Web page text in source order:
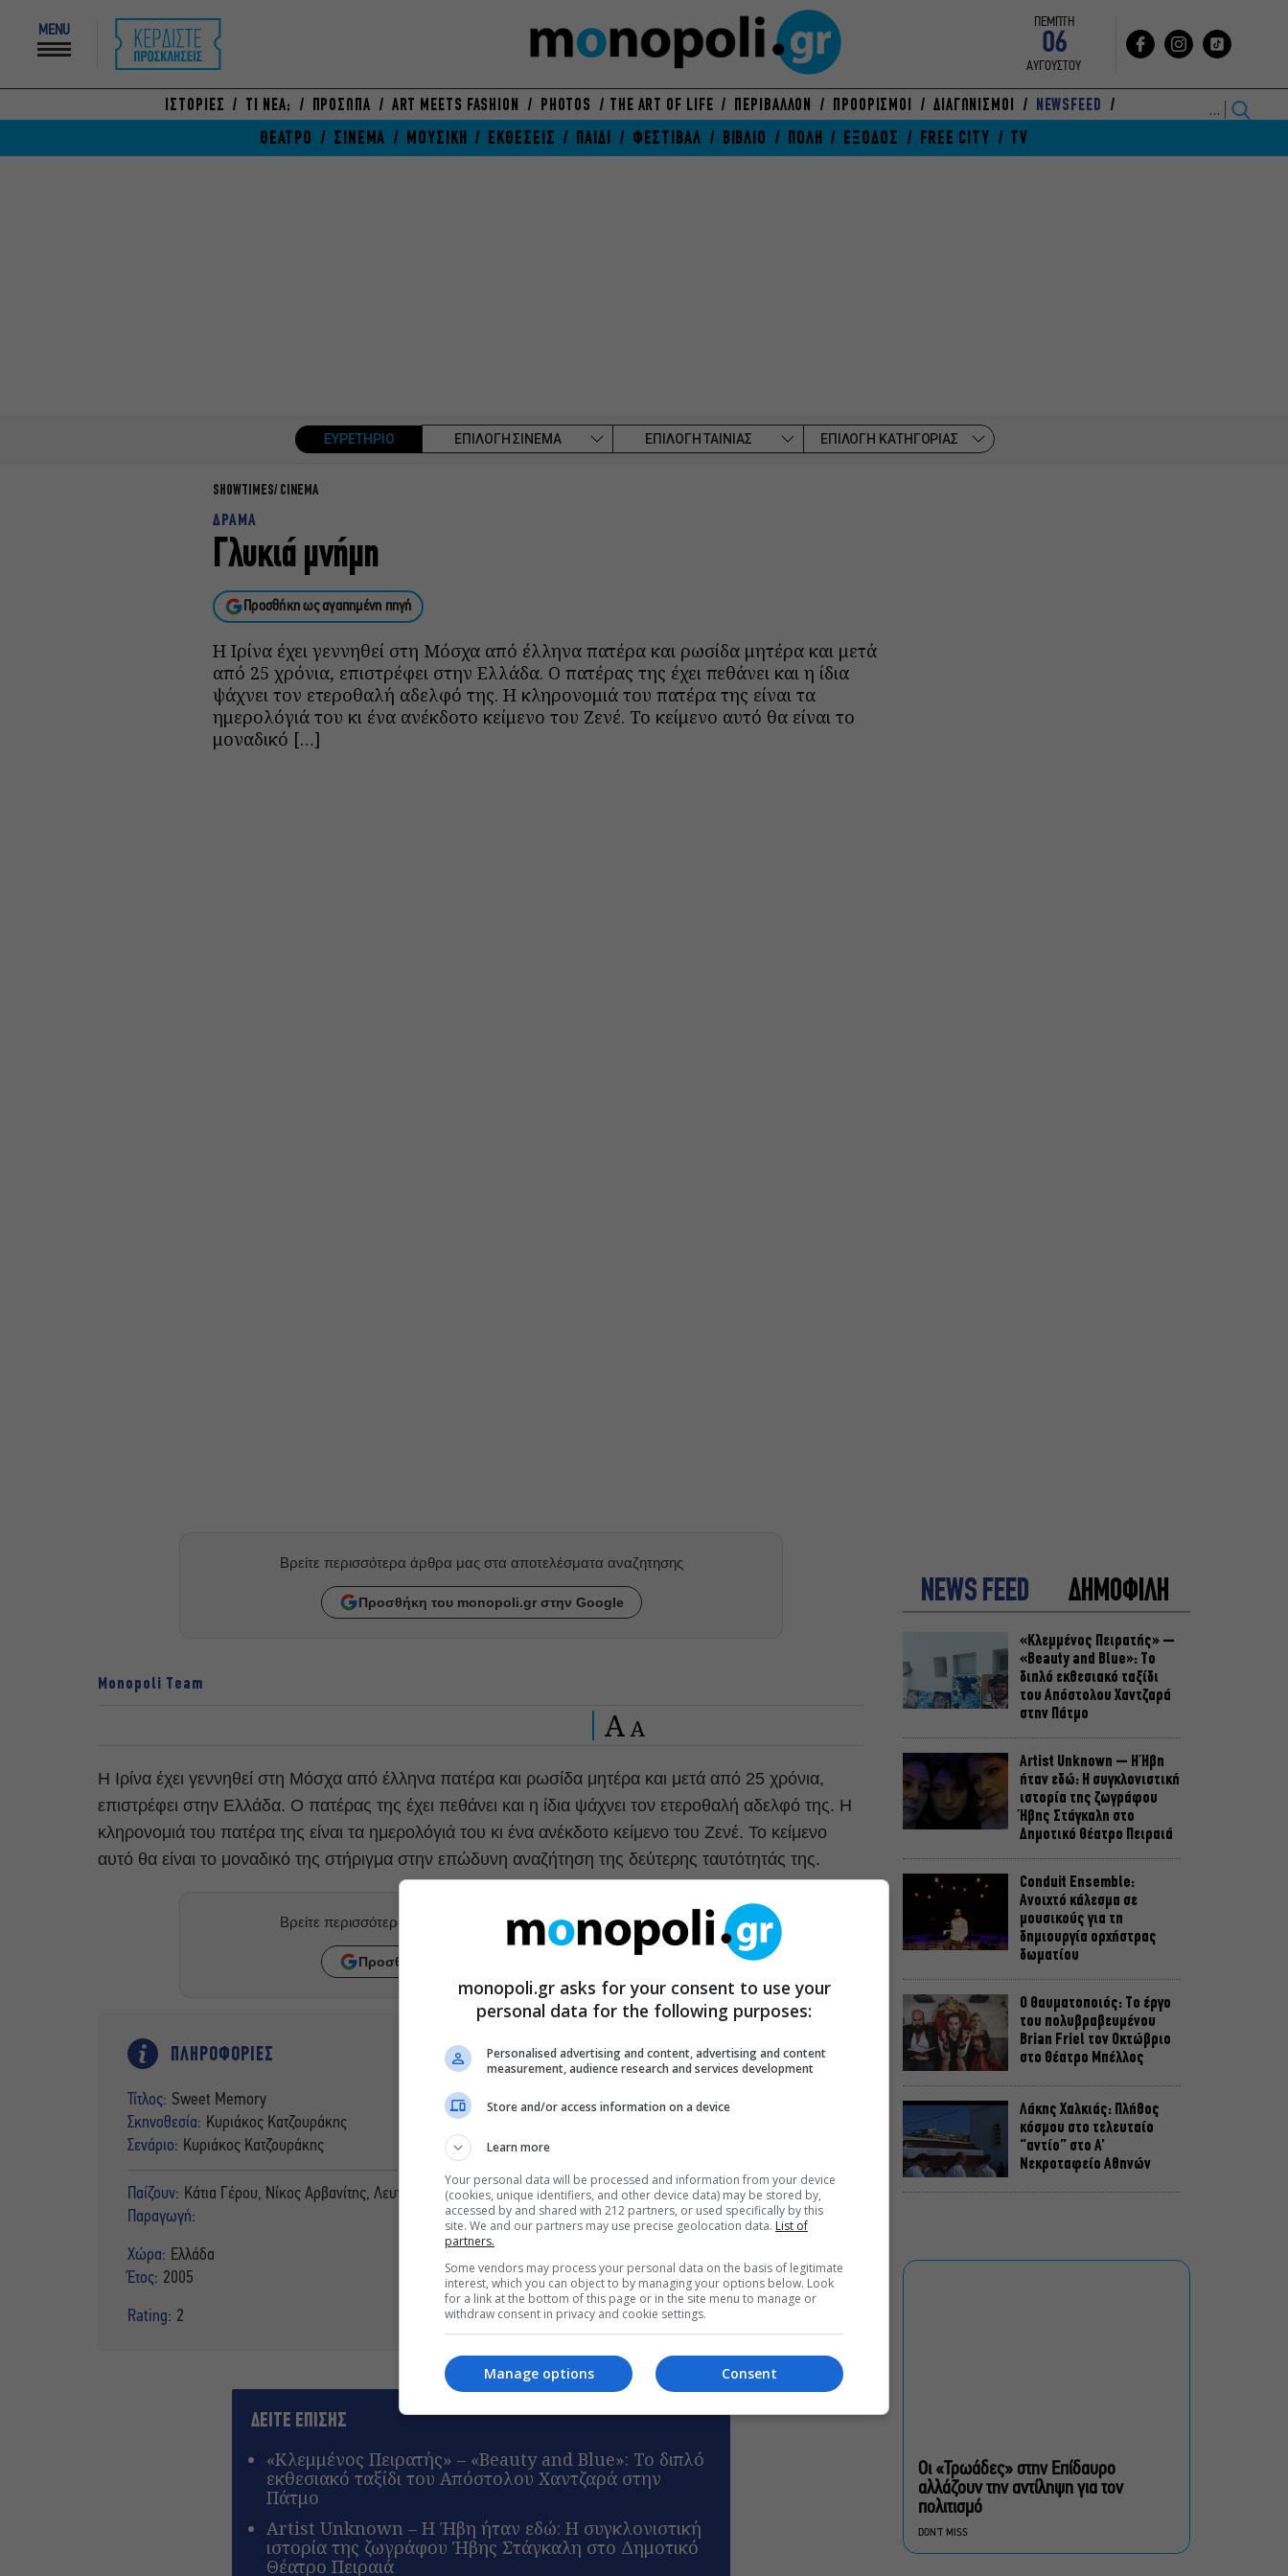
MENU
ΠΕΜΠΤΗ
06
ΑΥΓΟΥΣΤΟΥ
ΙΣΤΟΡΙΕΣ ΤΙ ΝΕΑ; ΠΡΟΣΩΠΑ ART MEETS FASHION PHOTOS THE ART OF LIFE ΠΕΡΙΒΑΛΛΟΝ ΠΡΟΟΡΙΣΜΟΙ ΔΙΑΓΩΝΙΣΜΟΙ NEWSFEED
ΘΕΑΤΡΟ ΣΙΝΕΜΑ ΜΟΥΣΙΚΗ ΕΚΘΕΣΕΙΣ ΠΑΙΔΙ ΦΕΣΤΙΒΑΛ ΒΙΒΛΙΟ ΠΟΛΗ ΕΞΟΔΟΣ FREE CITY TV
ΕΥΡΕΤΗΡΙΟ ΕΠΙΛΟΓΗ ΣΙΝΕΜΑ ΕΠΙΛΟΓΗ ΤΑΙΝΙΑΣ ΕΠΙΛΟΓΗ ΚΑΤΗΓΟΡΙΑΣ
SHOWTIMES CINEMA
ΔΡΑΜΑ
Γλυκιά μνήμη
Προσθήκη ως αγαπημένη πηγή
Η Ιρίνα έχει γεννηθεί στη Μόσχα από έλληνα πατέρα και ρωσίδα μητέρα και μετά
από 25 χρόνια, επιστρέφει στην Ελλάδα. Ο πατέρας της έχει πεθάνει και η ίδια
ψάχνει τον ετεροθαλή αδελφό της. Η κληρονομιά του πατέρα της είναι τα
ημερολόγιά του κι ένα ανέκδοτο κείμενο του Ζενέ. Το κείμενο αυτό θα είναι το
μοναδικό […]
Βρείτε περισσότερα άρθρα μας στα αποτελέσματα αναζητησης
Προσθήκη του monopoli.gr στην Google
Monopoli Team
A A
Η Ιρίνα έχει γεννηθεί στη Μόσχα από έλληνα πατέρα και ρωσίδα μητέρα και μετά από 25 χρόνια,
επιστρέφει στην Ελλάδα. Ο πατέρας της έχει πεθάνει και η ίδια ψάχνει τον ετεροθαλή αδελφό της. Η
κληρονομιά του πατέρα της είναι τα ημερολόγιά του κι ένα ανέκδοτο κείμενο του Ζενέ. Το κείμενο
αυτό θα είναι το μοναδικό της στήριγμα στην επώδυνη αναζήτηση της δεύτερης ταυτότητάς της.
Βρείτε περισσότερα άρθρα μας στα αποτελέσματα αναζητησης
Προσθήκη του monopoli.gr στην Google
ΠΛΗΡΟΦΟΡΙΕΣ
Τίτλος: Sweet Memory
Σκηνοθεσία: Κυριάκος Κατζουράκης
Σενάριο: Κυριάκος Κατζουράκης
Παίζουν: Κάτια Γέρου, Νίκος Αρβανίτης, Λευτέρης Μαρτίδης, Νίκος Καραθάνος, Μαρία Ζορμπά
Παραγωγή:
Χώρα: Ελλάδα
Έτος: 2005
Rating: 2
ΔΕΙΤΕ ΕΠΙΣΗΣ
«Κλεμμένος Πειρατής» – «Beauty and Blue»: Το διπλό
εκθεσιακό ταξίδι του Απόστολου Χαντζαρά στην
Πάτμο
Artist Unknown – Η Ήβη ήταν εδώ: Η συγκλονιστική
ιστορία της ζωγράφου Ήβης Στάγκαλη στο Δημοτικό
Θέατρο Πειραιά
NEWS FEED ΔΗΜΟΦΙΛΗ
«Κλεμμένος Πειρατής» –
«Beauty and Blue»: Το
διπλό εκθεσιακό ταξίδι
του Απόστολου Χαντζαρά
στην Πάτμο
Artist Unknown – Η Ήβη
ήταν εδώ: Η συγκλονιστική
ιστορία της ζωγράφου
Ήβης Στάγκαλη στο
Δημοτικό Θέατρο Πειραιά
Conduit Ensemble:
Ανοιχτό κάλεσμα σε
μουσικούς για τη
δημιουργία ορχήστρας
δωματίου
Ο Θαυματοποιός: Το έργο
του πολυβραβευμένου
Brian Friel τον Οκτώβριο
στο Θέατρο Μπέλλος
Λάκης Χαλκιάς: Πλήθος
κόσμου στο τελευταίο
“αντίο” στο Α’
Νεκροταφείο Αθηνών
τραπεζοκαθισμάτων σε 13
επιχειρησιακές δράσεις
Παγκόσμια πρεμιέρα για τη
Οι «Τρωάδες» στην Επίδαυρο
αλλάζουν την αντίληψη για τον
πολιτισμό
DON'T MISS
monopoli.gr asks for your consent to use your
personal data for the following purposes:
Personalised advertising and content, advertising and content
measurement, audience research and services development
Store and/or access information on a device
Learn more
Your personal data will be processed and information from your device
(cookies, unique identifiers, and other device data) may be stored by,
accessed by and shared with 212 partners, or used specifically by this
site. We and our partners may use precise geolocation data. List of
partners.
Some vendors may process your personal data on the basis of legitimate
interest, which you can object to by managing your options below. Look
for a link at the bottom of this page or in the site menu to manage or
withdraw consent in privacy and cookie settings.
Consent
Manage options